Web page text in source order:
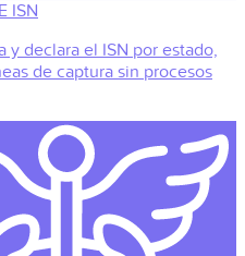
ISN
y declara el ISN por estado,
de captura sin procesos